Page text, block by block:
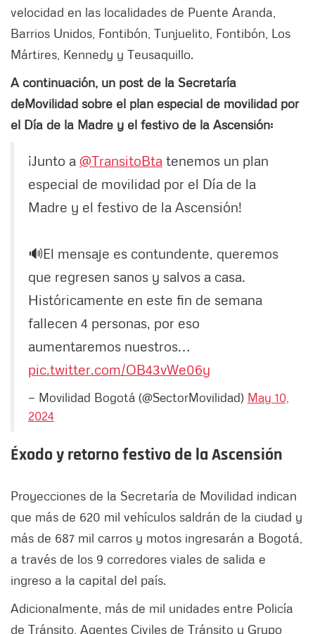
velocidad en las localidades de Puente Aranda,
Barrios Unidos, Fontibón, Tunjuelito, Fontibón, Los
Mártires, Kennedy y Teusaquillo.
A continuación, un post de la Secretaría
deMovilidad sobre el plan especial de movilidad por
el Día de la Madre y el festivo de la Ascensión:
¡Junto a @TransitoBta tenemos un plan
especial de movilidad por el Día de la
Madre y el festivo de la Ascensión!
🔊El mensaje es contundente, queremos
que regresen sanos y salvos a casa.
Históricamente en este fin de semana
fallecen 4 personas, por eso
aumentaremos nuestros…
pic.twitter.com/OB43vWe06y
— Movilidad Bogotá (@SectorMovilidad) May 10,
2024
Éxodo y retorno festivo de la Ascensión
Proyecciones de la Secretaría de Movilidad indican
que más de 620 mil vehículos saldrán de la ciudad y
más de 687 mil carros y motos ingresarán a Bogotá,
a través de los 9 corredores viales de salida e
ingreso a la capital del país.
Adicionalmente, más de mil unidades entre Policía
de Tránsito, Agentes Civiles de Tránsito y Grupo